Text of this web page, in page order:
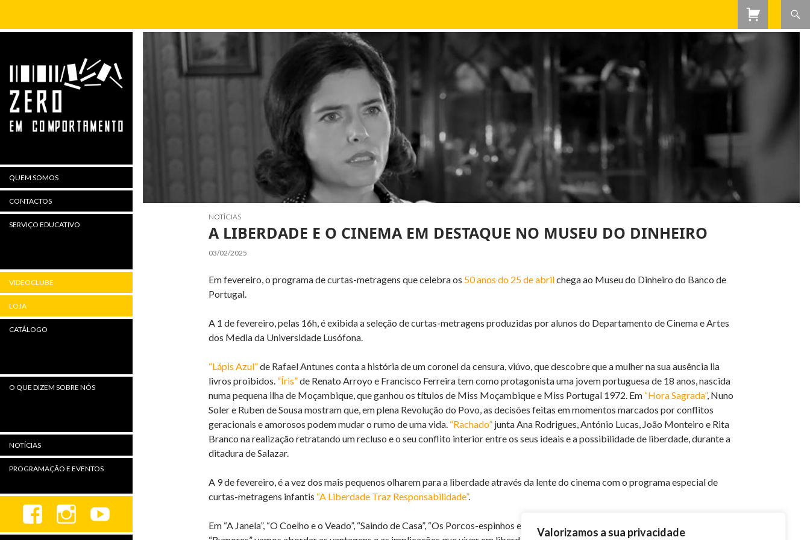
Valorizamos a sua privacidade
NOTÍCIAS
A LIBERDADE E O CINEMA EM DESTAQUE NO MUSEU DO DINHEIRO
03/02/2025
Em fevereiro, o programa de curtas-metragens que celebra os 50 anos do 25 de abrilchega ao Museu do Dinheiro do Banco de
Portugal.
A 1 de fevereiro, pelas 16h, é exibida a seleção de curtas-metragens produzidas por alunos do Departamento de Cinema e Artes
dos Media da Universidade Lusófona.
“Lápis Azul”de Rafael Antunes conta a história de um coronel da censura, viúvo, que descobre que a mulher na sua ausência lia
livros proibidos. “Íris”de Renato Arroyo e Francisco Ferreira tem como protagonista uma jovem portuguesa de 18 anos, nascida
numa pequena ilha de Moçambique, que ganhou os títulos de Miss Moçambique e Miss Portugal 1972. Em “Hora Sagrada”, Nuno
Soler e Ruben de Sousa mostram que, em plena Revolução do Povo, as decisões feitas em momentos marcados por conflitos
geracionais e amorosos podem mudar o rumo de uma vida. “Rachado”junta Ana Rodrigues, António Lucas, João Monteiro e Rita
Branco na realização retratando um recluso e o seu conflito interior entre os seus ideais e a possibilidade de liberdade, durante a
ditadura de Salazar.
A 9 de fevereiro, é a vez dos mais pequenos olharem para a liberdade através da lente do cinema com o programa especial de
curtas-metragens infantis “A Liberdade Traz Responsabilidade”.
Em “A Janela”, “O Coelho e o Veado”, “Saindo de Casa”, “Os Porcos-espinhos e a Cidade”, “O Dragão e a Música”, “Ex-ET” e
QUEM SOMOS
CONTACTOS
SERVIÇO EDUCATIVO
VIDEOCLUBE
LOJA
CATÁLOGO
O QUE DIZEM SOBRE NÓS
NOTÍCIAS
PROGRAMAÇÃO E EVENTOS